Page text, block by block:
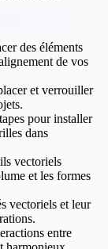
des éléments
de vos
et verrouiller
pour installer
dans
vectoriels
et les formes
vectoriels et leur
entre